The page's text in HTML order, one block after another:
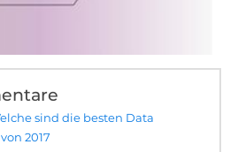
sind die besten Data
2017